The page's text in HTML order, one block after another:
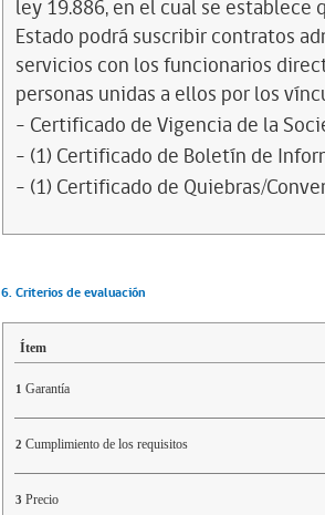
ley 19.886, en el cual se
Estado podrá suscribir contratos
servicios con los funcionarios
personas unidas a ellos por los
- Certificado de Vigencia de la
- (1) Certificado de Boletín de
- (1) Certificado de Quiebras/
6. Criterios de evaluación
Ítem
1 Garantía
2 Cumplimiento de los requisitos
3 Precio